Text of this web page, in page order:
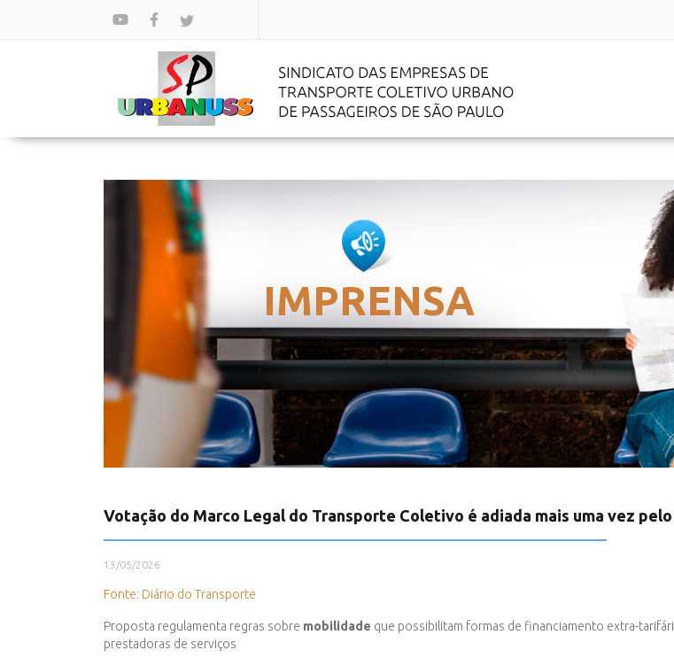
IMPRENSA
Votação do Marco Legal do Transporte Coletivo é adiada mais uma vez
13/05/2026
Fonte: Diário do Transporte
Proposta regulamenta regras sobre mobilidade que possibilitam formas de financiamento extra-
prestadoras de serviços